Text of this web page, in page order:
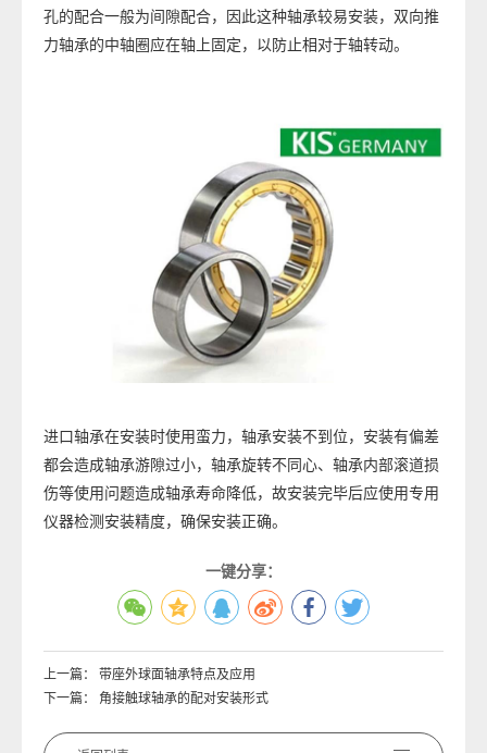
孔的配合一般为间隙配合，因此这种轴承较易安装，双向推
力轴承的中轴圈应在轴上固定，以防止相对于轴转动。
进口轴承在安装时使用蛮力，轴承安装不到位，安装有偏差
都会造成轴承游隙过小，轴承旋转不同心、轴承内部滚道损
伤等使用问题造成轴承寿命降低，故安装完毕后应使用专用
仪器检测安装精度，确保安装正确。
一键分享：
上一篇： 带座外球面轴承特点及应用
下一篇： 角接触球轴承的配对安装形式